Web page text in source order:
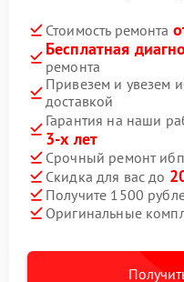
Стоимость ремонта
Бесплатная
ремонта
Привезем и увезем
доставкой
Гарантия на наши
3-х лет
Срочный ремонт ибп
Скидка для вас до
Получите 1500
Оригинальные